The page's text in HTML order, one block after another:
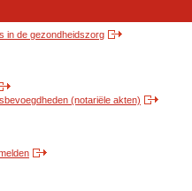
in de gezondheidszorg
(notariële akten)